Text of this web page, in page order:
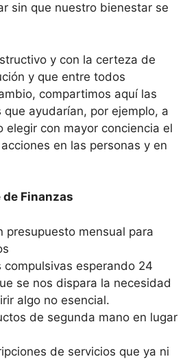
sin que nuestro bienestar se
y con la certeza de
y que entre todos
compartimos aquí las
ayudarían, por ejemplo, a
elegir con mayor conciencia el
en las personas y en
Finanzas
presupuesto mensual para
compulsivas esperando 24
se nos dispara la necesidad
algo no esencial.
de segunda mano en lugar
de servicios que ya ni